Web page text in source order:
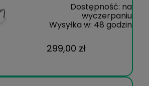
Dostępność: na
wyczerpaniu
Wysyłka w: 48 godzin
299,00 zł